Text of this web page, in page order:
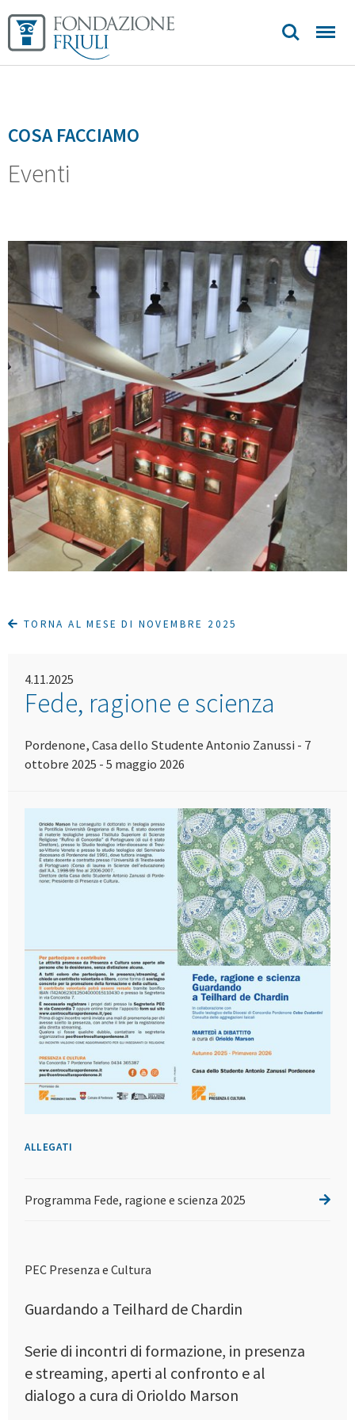
COSA FACCIAMO
Eventi
TORNA AL MESE DI NOVEMBRE 2025
4.11.2025
Fede, ragione e scienza
Pordenone, Casa dello Studente Antonio Zanussi - 7
ottobre 2025 - 5 maggio 2026
ALLEGATI
Programma Fede, ragione e scienza 2025
PEC Presenza e Cultura
Guardando a Teilhard de Chardin
Serie di incontri di formazione, in presenza
e streaming, aperti al confronto e al
dialogo a cura di Orioldo Marson